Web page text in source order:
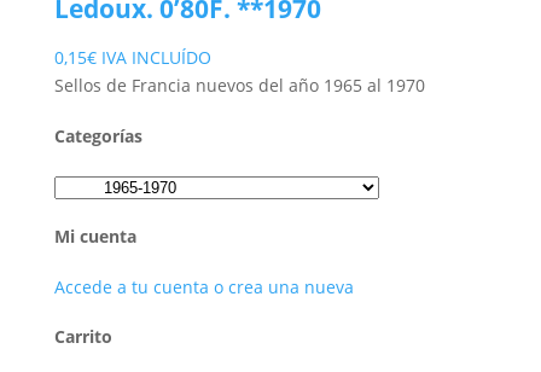
Ledoux. 0’80F. **1970
0,15€ IVA INCLUÍDO
Sellos de Francia nuevos del año 1965 al 1970
Categorías
Mi cuenta
Accede a tu cuenta o crea una nueva
Carrito